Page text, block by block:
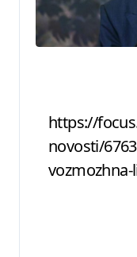
https://
novosti/
vozmozhna-